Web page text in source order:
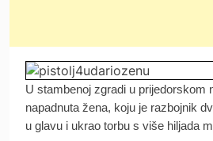
U stambenoj zgradi u prijedorskom
napadnuta žena, koju je razbojnik
u glavu i ukrao torbu s više hiljada